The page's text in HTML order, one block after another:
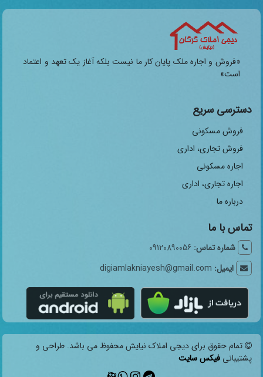
«فروش و اجاره ملک پایان کار ما نیست بلکه آغاز یک تعهد و اعتماد
است»
دسترسی سریع
فروش مسکونی
فروش تجاری، اداری
اجاره مسکونی
اجاره تجاری، اداری
درباره ما
تماس با ما
شماره تماس: 09120890056
ایمیل: digiamlakniayesh@gmail.com
تمام حقوق برای دیجی املاک نیایش محفوظ می باشد. طراحی و
پشتیبانی فیکس سایت